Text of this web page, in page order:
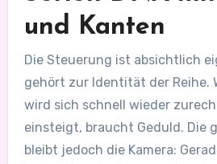
und Kanten
Die Steuerung ist absichtlich
gehört zur Identität der Reihe.
wird sich schnell wieder
einsteigt, braucht Geduld. Die
bleibt jedoch die Kamera: